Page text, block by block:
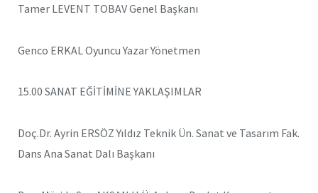
Tamer LEVENT TOBAV Genel Başkanı
Genco ERKAL Oyuncu Yazar Yönetmen
15.00 SANAT EĞİTİMİNE YAKLAŞIMLAR
Doç.Dr. Ayrin ERSÖZ Yıldız Teknik Ün. Sanat ve Tasarım Fak.
Dans Ana Sanat Dalı Başkanı